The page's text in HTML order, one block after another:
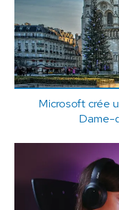
Microsoft crée
Dame-